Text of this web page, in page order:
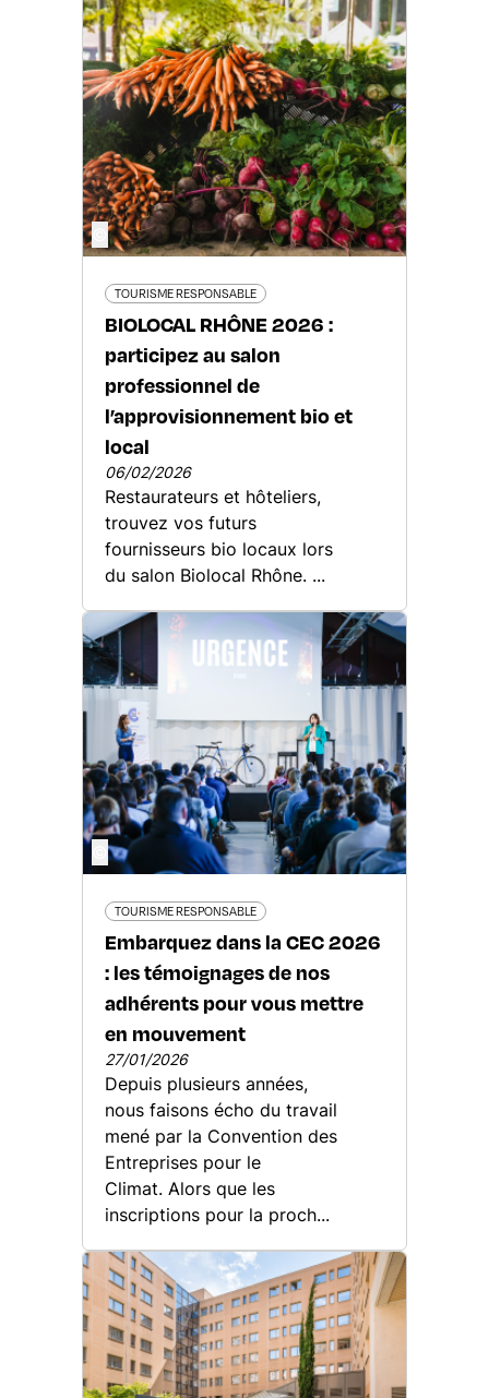
TOURISME RESPONSABLE
BIOLOCAL RHÔNE 2026 :
participez au salon
professionnel de
l’approvisionnement bio et
local
06/02/2026
Restaurateurs et hôteliers,
trouvez vos futurs
fournisseurs bio locaux lors
du salon Biolocal Rhône. ...
©
TOURISME RESPONSABLE
Embarquez dans la CEC 2026
: les témoignages de nos
adhérents pour vous mettre
en mouvement
27/01/2026
Depuis plusieurs années,
nous faisons écho du travail
mené par la Convention des
Entreprises pour le
Climat. Alors que les
inscriptions pour la proch...